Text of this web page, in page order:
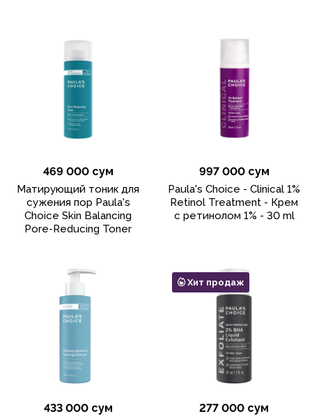
469 000 сум
Матирующий тоник для
сужения пор Paula's
Choice Skin Balancing
Pore-Reducing Toner
997 000 сум
Paula's Choice - Clinical 1%
Retinol Treatment - Крем
с ретинолом 1% - 30 ml
433 000 сум
Хит продаж
277 000 сум